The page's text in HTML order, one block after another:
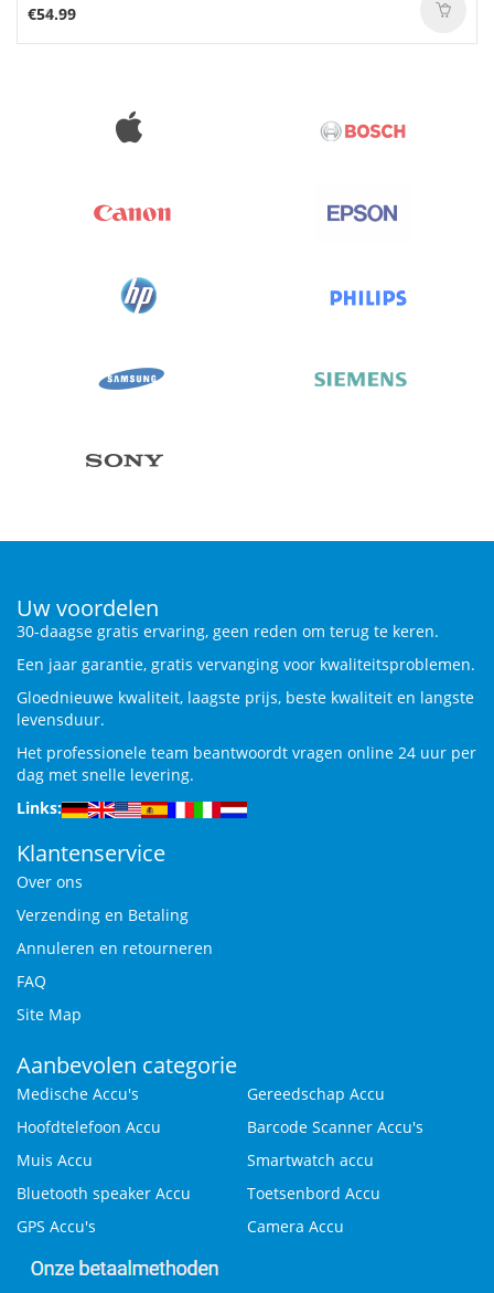
€54.99
Uw voordelen
30-daagse gratis ervaring, geen reden om terug te keren.
Een jaar garantie, gratis vervanging voor kwaliteitsproblemen.
Gloednieuwe kwaliteit, laagste prijs, beste kwaliteit en langste
levensduur.
Het professionele team beantwoordt vragen online 24 uur per
dag met snelle levering.
Links:
Klantenservice
Over ons
Verzending en Betaling
Annuleren en retourneren
FAQ
Site Map
Aanbevolen categorie
Medische Accu's
Gereedschap Accu
Hoofdtelefoon Accu
Barcode Scanner Accu's
Muis Accu
Smartwatch accu
Bluetooth speaker Accu
Toetsenbord Accu
GPS Accu's
Camera Accu